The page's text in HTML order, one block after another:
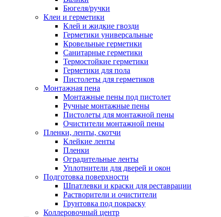
Бюгеля/ручки
Клеи и герметики
Клей и жидкие гвозди
Герметики универсальные
Кровельные герметики
Санитарные герметики
Термостойкие герметики
Герметики для пола
Пистолеты для герметиков
Монтажная пена
Монтажные пены под пистолет
Ручные монтажные пены
Пистолеты для монтажной пены
Очистители монтажной пены
Пленки, ленты, скотчи
Клейкие ленты
Пленки
Оградительные ленты
Уплотнители для дверей и окон
Подготовка поверхности
Шпатлевки и краски для реставрации
Растворители и очистители
Грунтовка под покраску
Коллеровочный центр